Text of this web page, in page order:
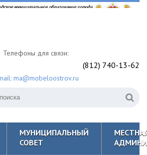
Телефоны для связи:
(812) 740-13-62
ma@mobeloostrov.ru
МУНИЦИПАЛЬНЫЙ
СОВЕТ